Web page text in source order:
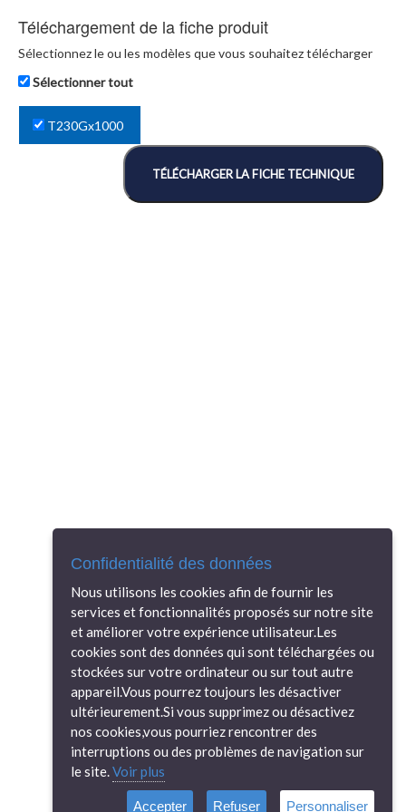
Téléchargement de la fiche produit
Sélectionnez le ou les modèles que vous souhaitez télécharger
Sélectionner tout
T230Gx1000
Confidentialité des données
Nous utilisons les cookies afin de fournir les
services et fonctionnalités proposés sur notre site
et améliorer votre expérience utilisateur.Les
cookies sont des données qui sont téléchargées ou
stockées sur votre ordinateur ou sur tout autre
appareil.Vous pourrez toujours les désactiver
ultérieurement.Si vous supprimez ou désactivez
nos cookies,vous pourriez rencontrer des
interruptions ou des problèmes de navigation sur
le site.Voir plus
Accepter Refuser Personnaliser